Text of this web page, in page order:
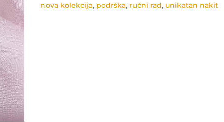
nova kolekcija, podrška, ručni rad, unikatan nakit